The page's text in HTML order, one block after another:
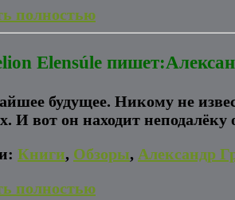
полностью
Elensúle
будущее. Никому не
И вот он находит
Книги, Обзоры, Александр
полностью